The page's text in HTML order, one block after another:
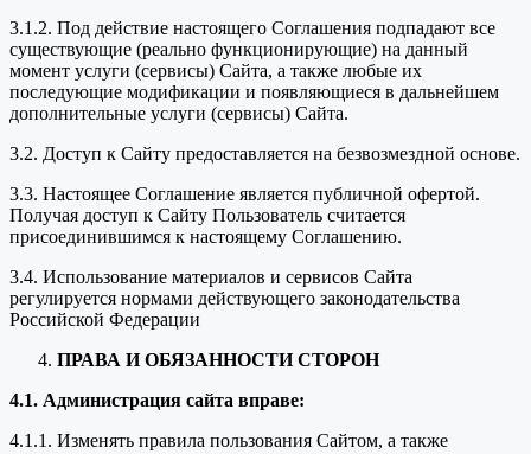
3.1.2. Под действие настоящего Соглашения подпадают все
существующие (реально функционирующие) на данный
момент услуги (сервисы) Сайта, а также любые их
последующие модификации и появляющиеся в дальнейшем
дополнительные услуги (сервисы) Сайта.
3.2. Доступ к Сайту предоставляется на безвозмездной основе.
3.3. Настоящее Соглашение является публичной офертой.
Получая доступ к Сайту Пользователь считается
присоединившимся к настоящему Соглашению.
3.4. Использование материалов и сервисов Сайта
регулируется нормами действующего законодательства
Российской Федерации
ПРАВА И ОБЯЗАННОСТИ СТОРОН
4.1. Администрация сайта вправе:
4.1.1. Изменять правила пользования Сайтом, а также